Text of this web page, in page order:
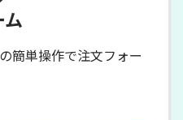
簡単操作で注文フォー